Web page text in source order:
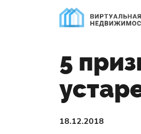
5
18.12.2018